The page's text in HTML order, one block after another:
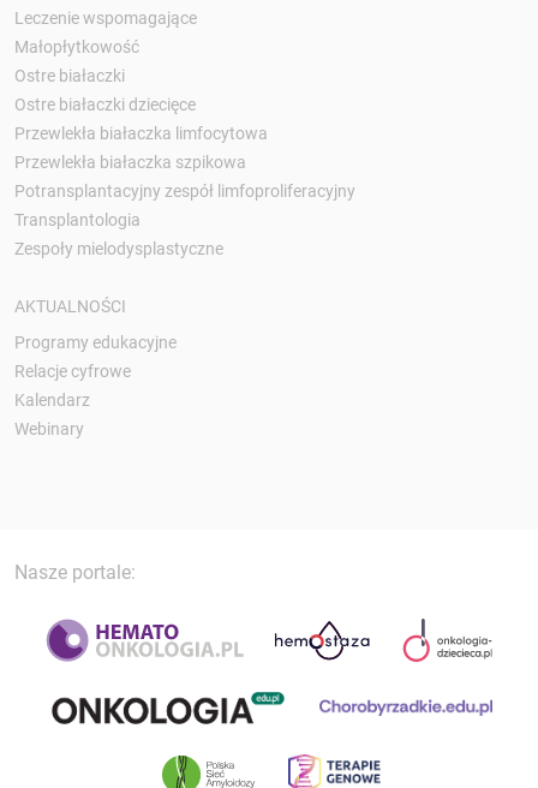
Leczenie wspomagające
Małopłytkowość
Ostre białaczki
Ostre białaczki dziecięce
Przewlekła białaczka limfocytowa
Przewlekła białaczka szpikowa
Potransplantacyjny zespół limfoproliferacyjny
Transplantologia
Zespoły mielodysplastyczne
AKTUALNOŚCI
Programy edukacyjne
Relacje cyfrowe
Kalendarz
Webinary
Nasze portale: